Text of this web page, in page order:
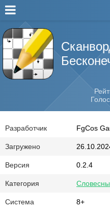
Разработчик FgCos
Загружено
Версия 0.2.4
Категория
Система 8+